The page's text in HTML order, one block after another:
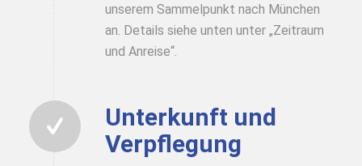
unserem Sammelpunkt nach München
an. Details siehe unten unter „Zeitraum
und Anreise“.
Unterkunft und
Verpflegung